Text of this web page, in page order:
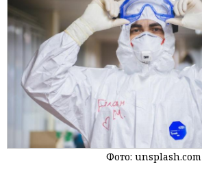
Фото: unsplash.com